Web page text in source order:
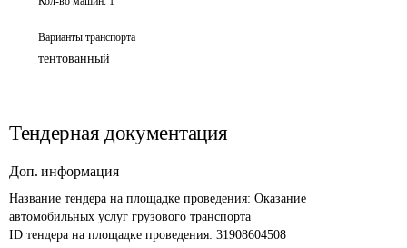
Варианты транспорта
тентованный
Тендерная документация
Доп. информация
Название тендера на площадке проведения: Оказание
автомобильных услуг грузового транспорта
ID тендера на площадке проведения: 31908604508